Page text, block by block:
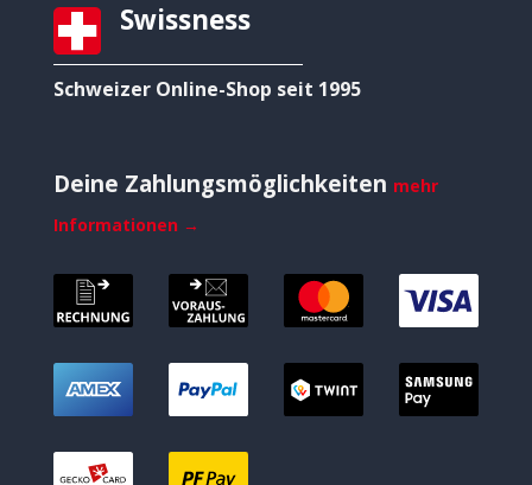
Swissness
Schweizer Online-Shop seit 1995
Deine Zahlungsmöglichkeiten mehr
Informationen →